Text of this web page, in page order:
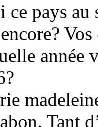
ce pays
année
Tant